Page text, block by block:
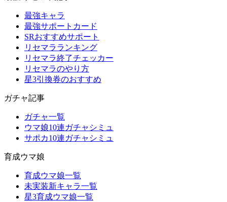
最強キャラ
最強サポートカード
SRおすすめサポート
リセマラランキング
リセマラ終了チェッカー
リセマラのやり方
星3引換券のおすすめ
ガチャ記事
ガチャ一覧
ウマ娘10連ガチャシミュ
サポカ10連ガチャシミュ
育成ウマ娘
育成ウマ娘一覧
未実装新キャラ一覧
星3育成ウマ娘一覧